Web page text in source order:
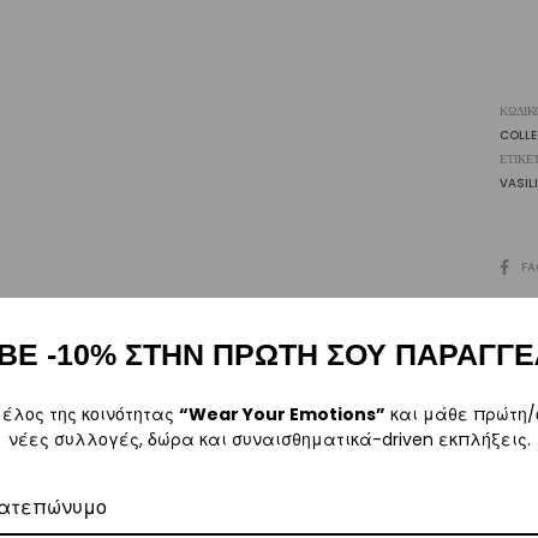
SHARE
Περιγραφή Επιπλέον πληροφορίες Αξιολογήσεις
μετά την αγορά σας. M: (+30)
-10% ΣΤΗΝ ΠΡΩΤΗ ΣΟΥ
της κοινότητας “Wear Your Emotions” και μάθε πρώτη/
νέες συλλογές, δώρα και συναισθηματικά-driven εκπλήξεις.